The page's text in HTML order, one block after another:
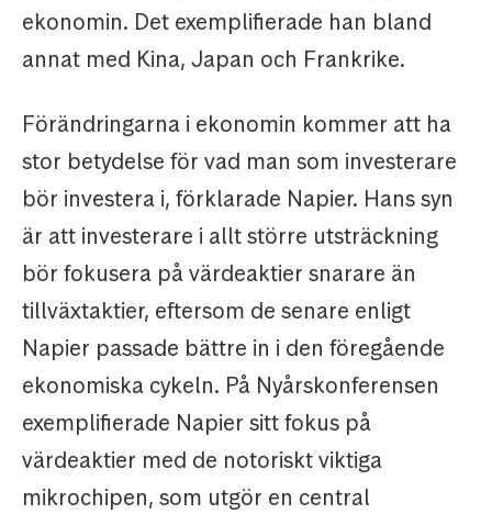
ekonomin. Det exemplifierade han bland
annat med Kina, Japan och Frankrike.
Förändringarna i ekonomin kommer att ha
stor betydelse för vad man som investerare
bör investera i, förklarade Napier. Hans syn
är att investerare i allt större utsträckning
bör fokusera på värdeaktier snarare än
tillväxtaktier, eftersom de senare enligt
Napier passade bättre in i den föregående
ekonomiska cykeln. På Nyårskonferensen
exemplifierade Napier sitt fokus på
värdeaktier med de notoriskt viktiga
mikrochipen, som utgör en central